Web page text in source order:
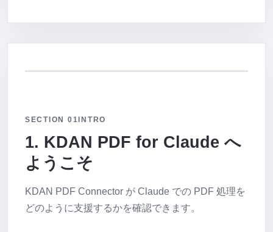
SECTION 01 INTRO
1. KDAN PDF for Claude へ
ようこそ
KDAN PDF Connector が Claude での PDF 処理を
どのように支援するかを確認できます。